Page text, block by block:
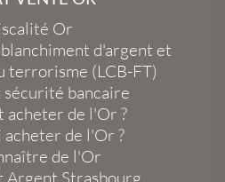
Or
d'argent et
terrorisme (LCB-FT)
sécurité bancaire
acheter de l'Or ?
acheter de l'Or ?
de l'Or
Argent Strasbourg